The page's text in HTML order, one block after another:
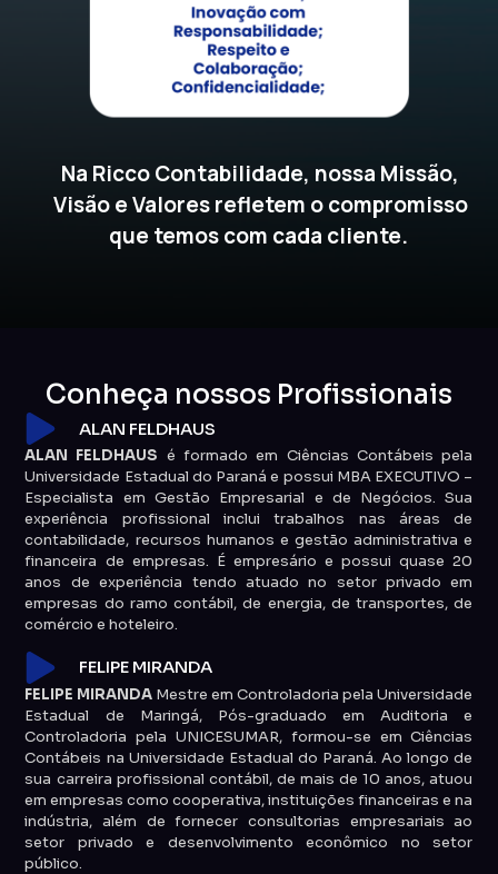
Na Ricco Contabilidade, nossa Missão,
Visão e Valores refletem o compromisso
que temos com cada cliente.
Conheça nossos Profissionais
ALAN FELDHAUS
ALAN FELDHAUS é formado em Ciências Contábeis pela
Universidade Estadual do Paraná e possui MBA EXECUTIVO –
Especialista em Gestão Empresarial e de Negócios. Sua
experiência profissional inclui trabalhos nas áreas de
contabilidade, recursos humanos e gestão administrativa e
financeira de empresas. É empresário e possui quase 20
anos de experiência tendo atuado no setor privado em
empresas do ramo contábil, de energia, de transportes, de
comércio e hoteleiro.
FELIPE MIRANDA
FELIPE MIRANDA Mestre em Controladoria pela Universidade
Estadual de Maringá, Pós-graduado em Auditoria e
Controladoria pela UNICESUMAR, formou-se em Ciências
Contábeis na Universidade Estadual do Paraná. Ao longo de
sua carreira profissional contábil, de mais de 10 anos, atuou
em empresas como cooperativa, instituições financeiras e na
indústria, além de fornecer consultorias empresariais ao
setor privado e desenvolvimento econômico no setor
público.